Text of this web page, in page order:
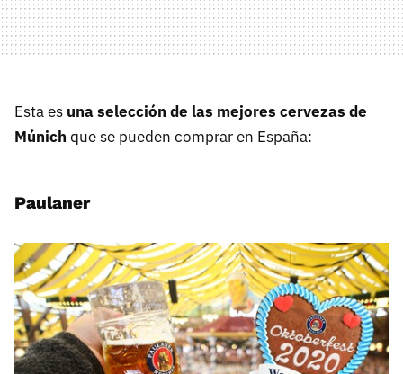
Esta es una selección de las mejores cervezas de
Múnich que se pueden comprar en España:
Paulaner